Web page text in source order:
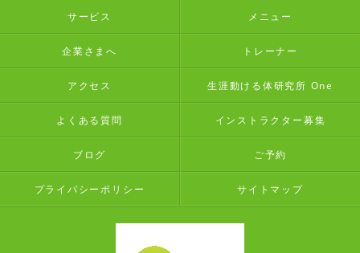
サービス メニュー
企業さまへ トレーナー
アクセス 生涯動ける体研究所 One
よくある質問 インストラクター募集
ブログ ご予約
プライバシーポリシー サイトマップ